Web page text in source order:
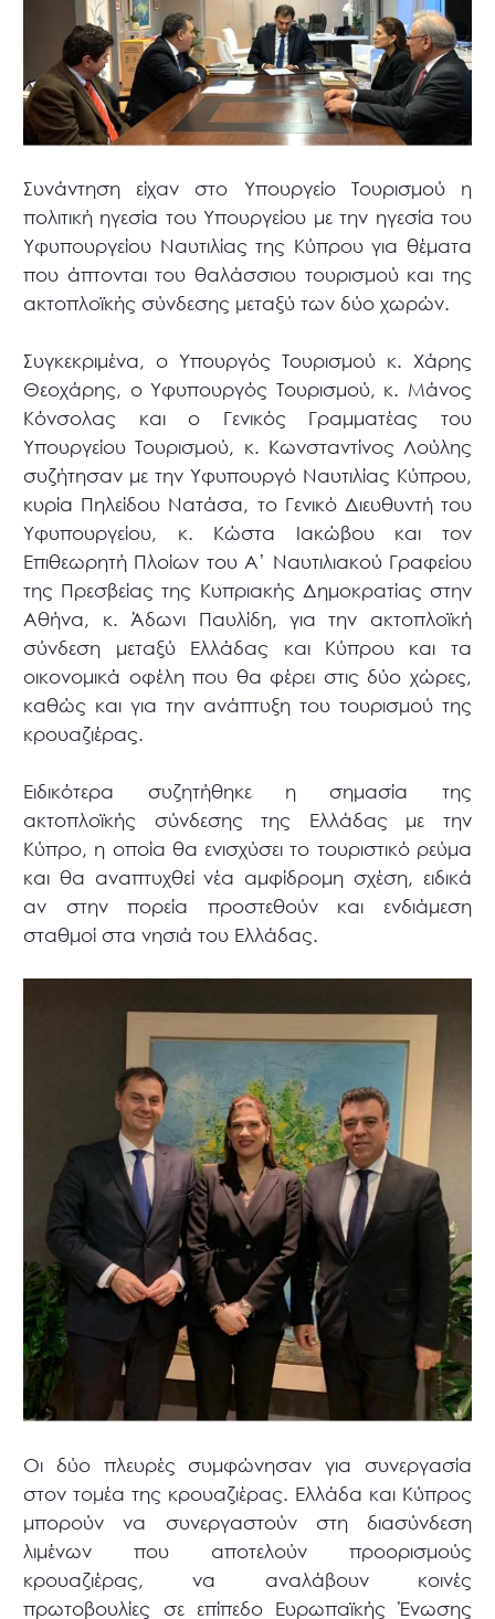
Συνάντηση είχαν στο Υπουργείο Τουρισμού η
πολιτική ηγεσία του Υπουργείου με την ηγεσία του
Υφυπουργείου Ναυτιλίας της Κύπρου για θέματα
που άπτονται του θαλάσσιου τουρισμού και της
ακτοπλοϊκής σύνδεσης μεταξύ των δύο χωρών.
Συγκεκριμένα, ο Υπουργός Τουρισμού κ. Χάρης
Θεοχάρης, ο Υφυπουργός Τουρισμού, κ. Μάνος
Κόνσολας και ο Γενικός Γραμματέας του
Υπουργείου Τουρισμού, κ. Κωνσταντίνος Λούλης
συζήτησαν με την Υφυπουργό Ναυτιλίας Κύπρου,
κυρία Πηλείδου Νατάσα, το Γενικό Διευθυντή του
Υφυπουργείου, κ. Κώστα Ιακώβου και τον
Επιθεωρητή Πλοίων του Α’ Ναυτιλιακού Γραφείου
της Πρεσβείας της Κυπριακής Δημοκρατίας στην
Αθήνα, κ. Άδωνι Παυλίδη, για την ακτοπλοϊκή
σύνδεση μεταξύ Ελλάδας και Κύπρου και τα
οικονομικά οφέλη που θα φέρει στις δύο χώρες,
καθώς και για την ανάπτυξη του τουρισμού της
κρουαζιέρας.
Ειδικότερα συζητήθηκε η σημασία της
ακτοπλοϊκής σύνδεσης της Ελλάδας με την
Κύπρο, η οποία θα ενισχύσει το τουριστικό ρεύμα
και θα αναπτυχθεί νέα αμφίδρομη σχέση, ειδικά
αν στην πορεία προστεθούν και ενδιάμεση
σταθμοί στα νησιά του Ελλάδας.
Οι δύο πλευρές συμφώνησαν για συνεργασία
στον τομέα της κρουαζιέρας. Ελλάδα και Κύπρος
μπορούν να συνεργαστούν στη διασύνδεση
λιμένων που αποτελούν προορισμούς
κρουαζιέρας, να αναλάβουν κοινές
πρωτοβουλίες σε επίπεδο Ευρωπαϊκής Ένωσης